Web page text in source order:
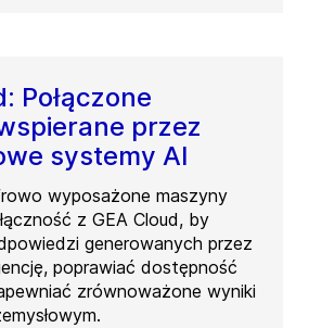
Połączone
przez
systemy AI
wyposażone maszyny
z GEA Cloud, by
generowanych przez
poprawiać dostępność
zrównoważone wyniki